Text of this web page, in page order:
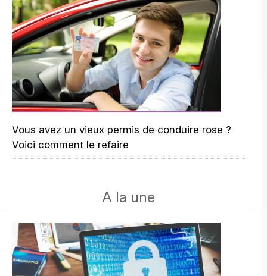
Vous avez un vieux permis de conduire rose ?
Voici comment le refaire
A la une